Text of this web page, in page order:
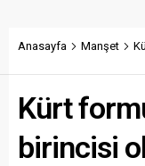
Anasayfa Manşet
Kürt
birincisi